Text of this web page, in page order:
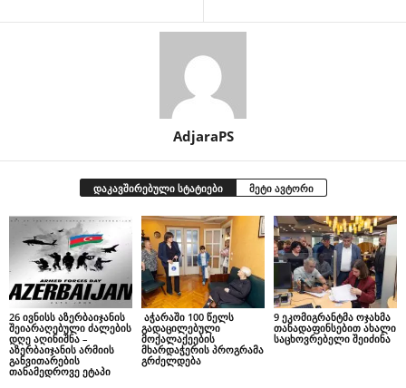
AdjaraPS
დაკავშირებული სტატიები მეტი ავტორი
26 ივნისს აზერბაიჯანის
შეიარაღებული ძალების
დღე აღინიშნა –
აზერბაიჯანის არმიის
განვითარების
თანამედროვე ეტაპი
აჭარაში 100 წელს
გადაცილებული
მოქალაქეების
მხარდაჭერის პროგრამა
გრძელდება
9 ეკომიგრანტმა ოჯახმა
თანადაფინსებით ახალი
საცხოვრებელი შეიძინა